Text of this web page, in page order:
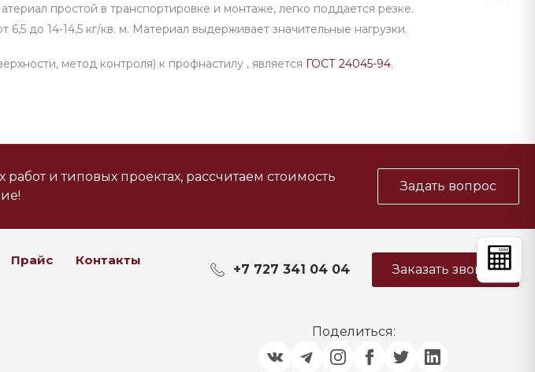
простой в транспортировке и монтаже, легко поддается резке.
6,5 до 14-14,5 кг/кв. м. Материал выдерживает значительные нагрузки.
метод контроля) к профнастилу , является ГОСТ 24045-94.
и типовых проектах, рассчитаем стоимость
Задать вопрос
Прайс Контакты
+7 727 341 04 04 Заказать звонок
Поделиться: